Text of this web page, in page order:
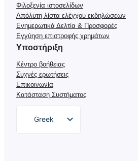
Φιλοξενία ιστοσελίδων
Απόλυτη λίστα ελέγχου εκδηλώσεων
Ενημερωτικά Δελτία & Προσφορές
Εγγύηση επιστροφής χρημάτων
Υποστήριξη
Κέντρο βοήθειας
Συχνές ερωτήσεις
Επικοινωνία
Κατάσταση Συστήματος
Greek
English